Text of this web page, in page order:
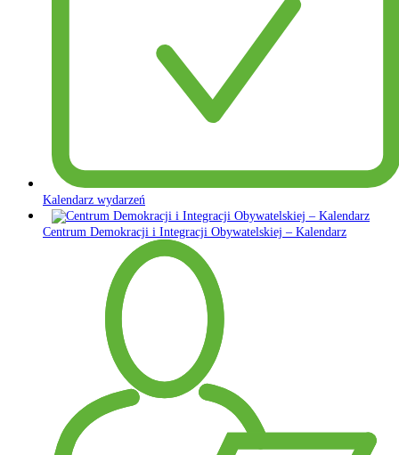
Kalendarz wydarzeń
Centrum Demokracji i Integracji Obywatelskiej – Kalendarz